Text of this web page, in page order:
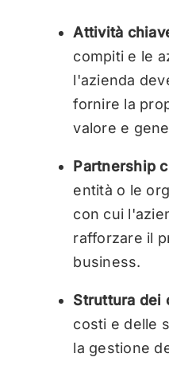
Attività
compiti e le
l'azienda
fornire la
valore e
Partnership
entità o le
con cui
rafforzare il
business.
Struttura dei
costi e delle
la gestione